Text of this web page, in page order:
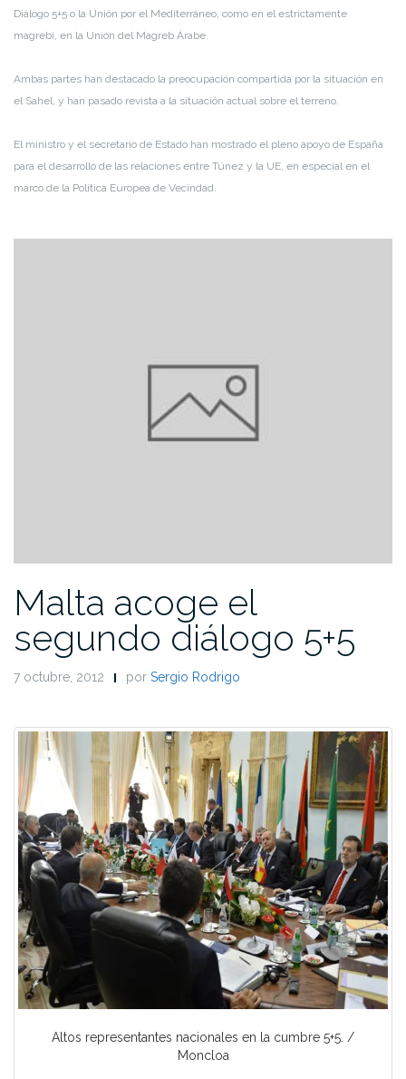
Diálogo 5+5 o la Unión por el Mediterráneo, como en el estrictamente
magrebí, en la Unión del Magreb Árabe.
Ambas partes han destacado la preocupación compartida por la situación en
el Sahel, y han pasado revista a la situación actual sobre el terreno.
El ministro y el secretario de Estado han mostrado el pleno apoyo de España
para el desarrollo de las relaciones entre Túnez y la UE, en especial en el
marco de la Política Europea de Vecindad.
Malta acoge el
segundo diálogo 5+5
7 octubre, 2012 por Sergio Rodrigo
Altos representantes nacionales en la cumbre 5+5. /
Moncloa